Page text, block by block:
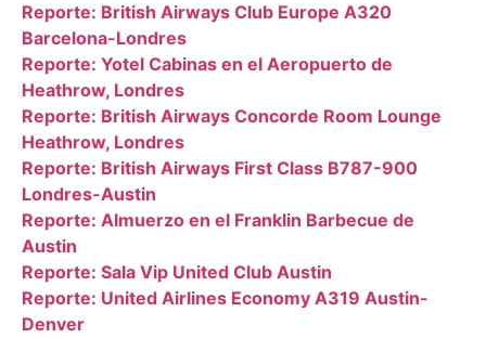
Reporte: British Airways Club Europe A320
Barcelona-Londres
Reporte: Yotel Cabinas en el Aeropuerto de
Heathrow, Londres
Reporte: British Airways Concorde Room Lounge
Heathrow, Londres
Reporte: British Airways First Class B787-900
Londres-Austin
Reporte: Almuerzo en el Franklin Barbecue de
Austin
Reporte: Sala Vip United Club Austin
Reporte: United Airlines Economy A319 Austin-
Denver